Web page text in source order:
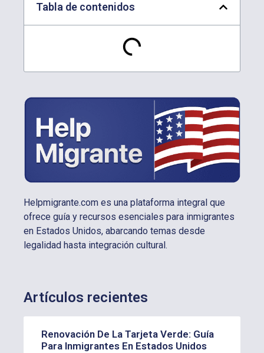
Tabla de contenidos
Helpmigrante.com es una plataforma integral que
ofrece guía y recursos esenciales para inmigrantes
en Estados Unidos, abarcando temas desde
legalidad hasta integración cultural.
Artículos recientes
Renovación De La Tarjeta Verde: Guía
Para Inmigrantes En Estados Unidos